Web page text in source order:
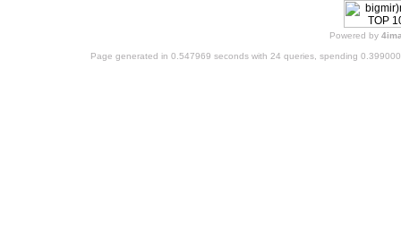
Powered by
Page generated in 0.547969 seconds with 24 queries, spending